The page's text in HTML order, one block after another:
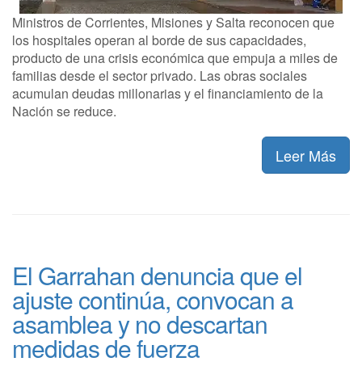
Ministros de Corrientes, Misiones y Salta reconocen que
los hospitales operan al borde de sus capacidades,
producto de una crisis económica que empuja a miles de
familias desde el sector privado. Las obras sociales
acumulan deudas millonarias y el financiamiento de la
Nación se reduce.
Leer Más
El Garrahan denuncia que el
ajuste continúa, convocan a
asamblea y no descartan
medidas de fuerza